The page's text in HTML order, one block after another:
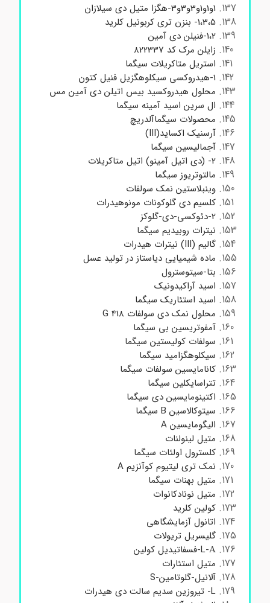
1و1و1و3و3و3-هگزا متیل دی سیلازان
1،3،5- بنزن تری کربونیل کلرید
1،2-فنیلن دی آمین
زایلن مرک کد 822337
استریل متاکریلات سیگما
1-هیدروکسی سیکلوهگزیل فنیل کتون
محلول هیدروکسید بیس اتیلن دی آمین مس
ال سرین اسید آمینه سیگما
محصولات سیگماآلدریچ
آرسنیک اکساید(III)
آجمالیسین سیگما
2- (دی اتیل آمینو) اتیل متاکریلات
مالتوتریوز سیگما
وینبلاستین نمک سولفات
کلسیم دی گلوکونات مونوهیدرات
2-دئوکسی-دی-گلوکز
نیترات روبیدیم سیگما
گالیم (III) نیترات هیدرات
ماده شیمیایی دیاستاز در تولید عسل
بتا-سیتوسترول
اسید آراکیدونیک
اسید استئاریک سیگما
محلول نمک دی سولفات G 418
آمفوتریسین بی سیگما
سولفات کولیستین سیگما
سیکلوهگزامید سیگما
کانامایسین سولفات سیگما
تتراسایکلین سیگما
اکتینومایسین دی سیگما
سیتوکالاسین B سیگما
الیگومایسین A
متیل لینولنات
کلسترول اولئات سیگما
نمک تری لیتیوم کوآنزیم A
متیل بهنات سیگما
متیل نونادکانوات
کولین کلرید
اتانول آزمایشگاهی
گلیسریل تریولات
L-Α-فسفاتیدیل کولین
متیل استئارات
آلانیل-گلوتامین-S
L- تیروزین سدیم سالت دی هیدرات